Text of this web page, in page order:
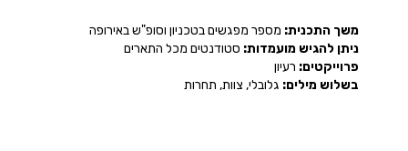
משך התכנית: מספר מפגשים בטכניון וסופ"ש באירופה
ניתן להגיש מועמדות: סטודנטים מכל התארים
פרוייקטים: רעיון
בשלוש מילים: גלובלי, צוות, תחרות